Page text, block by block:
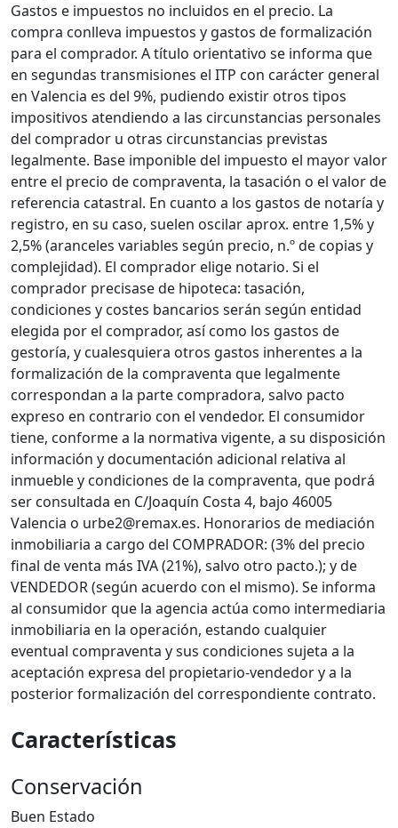
Gastos e impuestos no incluidos en el precio. La
compra conlleva impuestos y gastos de formalización
para el comprador. A título orientativo se informa que
en segundas transmisiones el ITP con carácter general
en Valencia es del 9%, pudiendo existir otros tipos
impositivos atendiendo a las circunstancias personales
del comprador u otras circunstancias previstas
legalmente. Base imponible del impuesto el mayor valor
entre el precio de compraventa, la tasación o el valor de
referencia catastral. En cuanto a los gastos de notaría y
registro, en su caso, suelen oscilar aprox. entre 1,5% y
2,5% (aranceles variables según precio, n.º de copias y
complejidad). El comprador elige notario. Si el
comprador precisase de hipoteca: tasación,
condiciones y costes bancarios serán según entidad
elegida por el comprador, así como los gastos de
gestoría, y cualesquiera otros gastos inherentes a la
formalización de la compraventa que legalmente
correspondan a la parte compradora, salvo pacto
expreso en contrario con el vendedor. El consumidor
tiene, conforme a la normativa vigente, a su disposición
información y documentación adicional relativa al
inmueble y condiciones de la compraventa, que podrá
ser consultada en C/Joaquín Costa 4, bajo 46005
Valencia o urbe2@remax.es. Honorarios de mediación
inmobiliaria a cargo del COMPRADOR: (3% del precio
final de venta más IVA (21%), salvo otro pacto.); y de
VENDEDOR (según acuerdo con el mismo). Se informa
al consumidor que la agencia actúa como intermediaria
inmobiliaria en la operación, estando cualquier
eventual compraventa y sus condiciones sujeta a la
aceptación expresa del propietario-vendedor y a la
posterior formalización del correspondiente contrato.
Características
Conservación
Buen Estado